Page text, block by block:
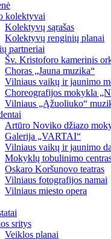
kolektyvai
Kolektyvų sąrašas
Kolektyvų renginių planai
partneriai
Šv. Kristoforo kamerinis
Choras „Jauna muzika“
Vilniaus vaikų ir jaunimo
Choreografijos mokykla
Vilniaus „Ąžuoliuko“
Artūro Noviko džiazo
Galerija „VARTAI“
Vilniaus vaikų ir jaunimo
Mokyklų tobulinimo
Oskaro Koršunovo teatras
Vilniaus fotografijos namai
Vilniaus miesto opera
sritys
Veiklos planai